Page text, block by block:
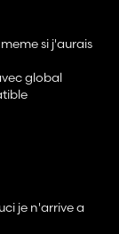
si j'aurais
global
je n'arrive a